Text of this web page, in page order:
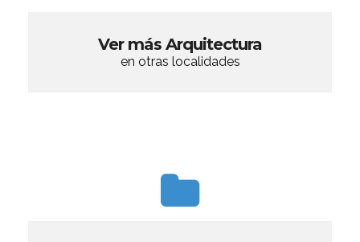
Ver más Arquitectura
en otras localidades